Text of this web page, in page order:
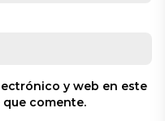
y web en este
que comente.